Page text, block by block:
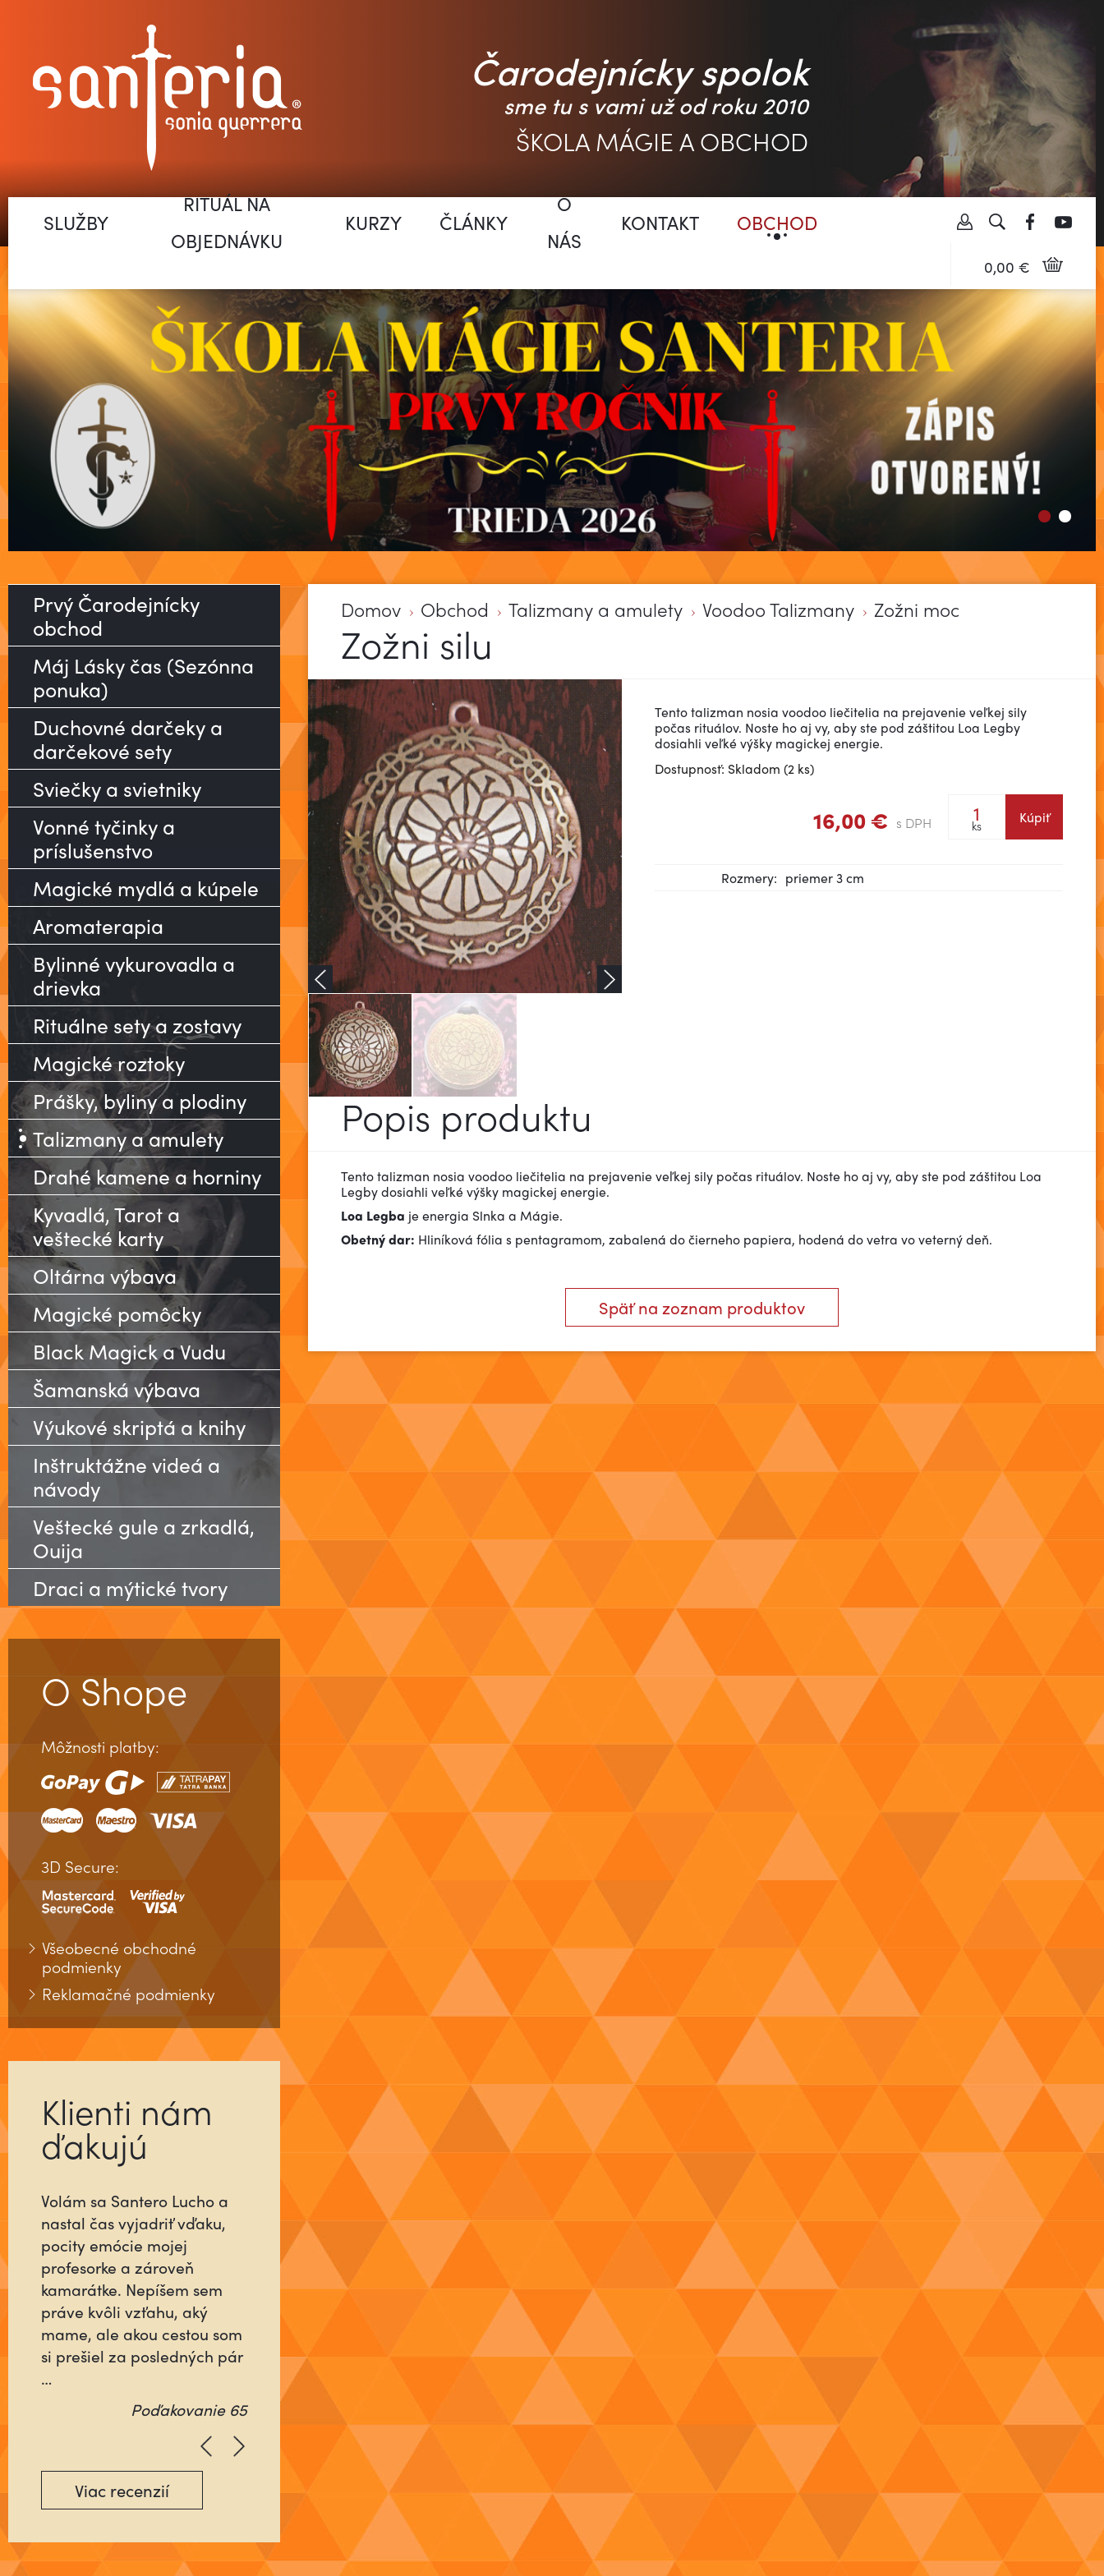
Čarodejnícky spolok
sme tu s vami už od roku 2010
ŠKOLA MÁGIE A OBCHOD
SLUŽBY
RITUÁL NA
OBJEDNÁVKU
KURZY OBCHOD
ČLÁNKY
O
NÁS
KONTAKT
0,00 €
Domov Obchod Talizmany a amulety Voodoo Talizmany Zožni moc
Zožni silu
Tento talizman nosia voodoo liečitelia na prejavenie veľkej sily
počas rituálov. Noste ho aj vy, aby ste pod záštitou Loa Legby
dosiahli veľké výšky magickej energie.
Dostupnosť: Skladom (2 ks)
16,00 € s DPH ks Kúpiť
Rozmery: priemer 3 cm
Popis produktu
Tento talizman nosia voodoo liečitelia na prejavenie veľkej sily počas rituálov. Noste ho aj vy, aby ste pod záštitou Loa
Legby dosiahli veľké výšky magickej energie.
Loa Legba je energia Slnka a Mágie.
Obetný dar: Hliníková fólia s pentagramom, zabalená do čierneho papiera, hodená do vetra vo veterný deň.
Späť na zoznam produktov
Prvý Čarodejnícky
obchod
Máj Lásky čas (Sezónna
ponuka)
Duchovné darčeky a
darčekové sety
Sviečky a svietniky
Vonné tyčinky a
príslušenstvo
Magické mydlá a kúpele
Aromaterapia
Bylinné vykurovadla a
drievka
Rituálne sety a zostavy
Magické roztoky
Prášky, byliny a plodiny
Talizmany a amulety
Drahé kamene a horniny
Kyvadlá, Tarot a
veštecké karty
Oltárna výbava
Magické pomôcky
Black Magick a Vudu
Šamanská výbava
Výukové skriptá a knihy
Inštruktážne videá a
návody
Veštecké gule a zrkadlá,
Ouija
Draci a mýtické tvory
O Shope
Môžnosti platby:
3D Secure:
Všeobecné obchodné
podmienky
Reklamačné podmienky
Klienti nám
ďakujú
Už ste niekedy stretli
človeka, ktorý sa pre vás do
niečoho vloží tak, ako keby
šlo o jeho najbližších alebo
o neho samého? Ktorý
nebude rátať čas, ani
energiu minutú vo váš
prospech, ale pôjde na …
Viac recenzií